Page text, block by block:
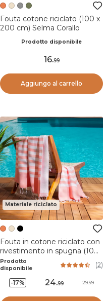
Fouta cotone riciclato (100 x
200 cm) Selma Corallo
Prodotto disponibile
16.99
Aggiungo al carrello
Materiale riciclato
Fouta in cotone riciclato con
rivestimento in spugna (100
x 200 cm) Coralia Corallo
Prodotto
disponibile
(2)
-17% 24.99 29.99